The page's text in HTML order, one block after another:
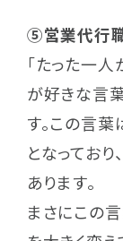
⑤営業代行
「たった一
が好きな言
す。この言
となってお
あります。
まさにこの